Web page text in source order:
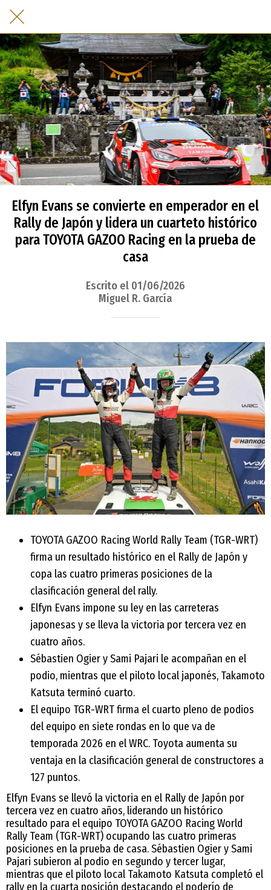
Elfyn Evans se convierte en emperador en el
Rally de Japón y lidera un cuarteto histórico
para TOYOTA GAZOO Racing en la prueba de
casa
Escrito el 01/06/2026
Miguel R. García
TOYOTA GAZOO Racing World Rally Team (TGR-WRT)
firma un resultado histórico en el Rally de Japón y
copa las cuatro primeras posiciones de la
clasificación general del rally.
Elfyn Evans impone su ley en las carreteras
japonesas y se lleva la victoria por tercera vez en
cuatro años.
Sébastien Ogier y Sami Pajari le acompañan en el
podio, mientras que el piloto local japonés, Takamoto
Katsuta terminó cuarto.
El equipo TGR-WRT firma el cuarto pleno de podios
del equipo en siete rondas en lo que va de
temporada 2026 en el WRC. Toyota aumenta su
ventaja en la clasificación general de constructores a
127 puntos.
Elfyn Evans se llevó la victoria en el Rally de Japón por
tercera vez en cuatro años, liderando un histórico
resultado para el equipo TOYOTA GAZOO Racing World
Rally Team (TGR-WRT) ocupando las cuatro primeras
posiciones en la prueba de casa. Sébastien Ogier y Sami
Pajari subieron al podio en segundo y tercer lugar,
mientras que el piloto local Takamoto Katsuta completó el
rally en la cuarta posición destacando el poderío de